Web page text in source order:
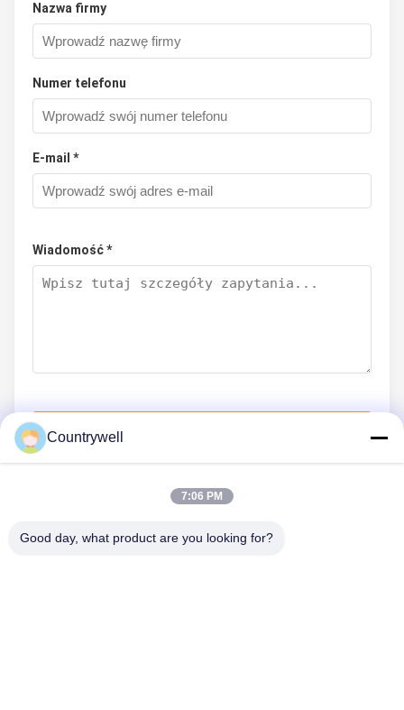
Nazwa firmy
Numer telefonu
E-mail *
Wiadomość *
Countrywell
7:06 PM
Good day, what product are you looking for?